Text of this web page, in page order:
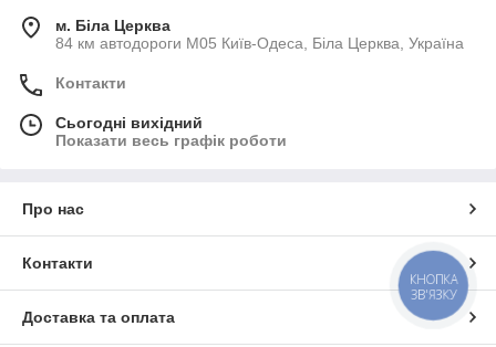
м. Біла Церква
84 км автодороги М05 Київ-Одеса, Біла Церква, Україна
Контакти
Сьогодні вихідний
Показати весь графік роботи
Про нас
Контакти
Доставка та оплата
КНОПКА
ЗВ'ЯЗКУ